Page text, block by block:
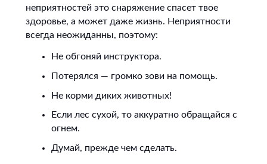
неприятностей это снаряжение спасет твое
здоровье, а может даже жизнь. Неприятности
всегда неожиданны, поэтому:
Не обгоняй инструктора.
Потерялся — громко зови на помощь.
Не корми диких животных!
Если лес сухой, то аккуратно обращайся с
огнем.
Думай, прежде чем сделать.